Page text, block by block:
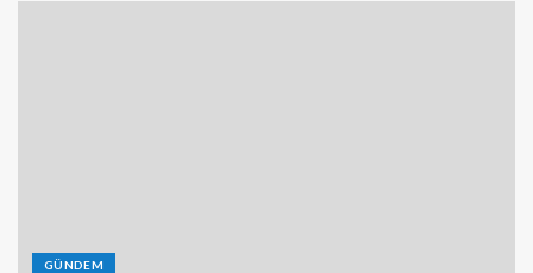
GÜNDEM